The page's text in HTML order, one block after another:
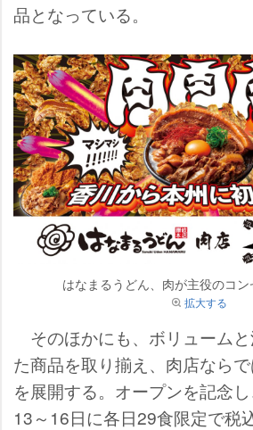
品となっている。
はなまるうどん、肉が主役のコ
拡大する
そのほかにも、ボリュームと
た商品を取り揃え、肉店なら
を展開する。オープンを記念
13～16日に各日29食限定で税